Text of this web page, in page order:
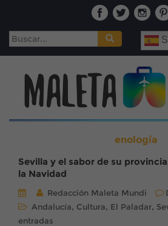
Buscar:
enología
Sevilla y el sabor de su
la Navidad
Redacción Maleta Mundi
Andalucía, Cultura, El Paladar,
entradas